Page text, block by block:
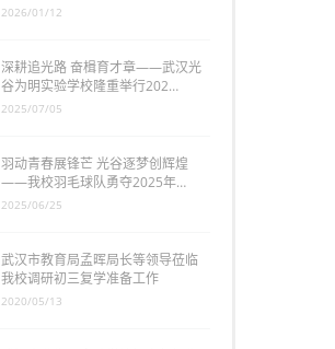
2026/01/12
深耕追光路 奋楫育才章——武汉光
谷为明实验学校隆重举行202…
2025/07/05
羽动青春展锋芒 光谷逐梦创辉煌
——我校羽毛球队勇夺2025年…
2025/06/25
武汉市教育局孟晖局长等领导莅临
我校调研初三复学准备工作
2020/05/13